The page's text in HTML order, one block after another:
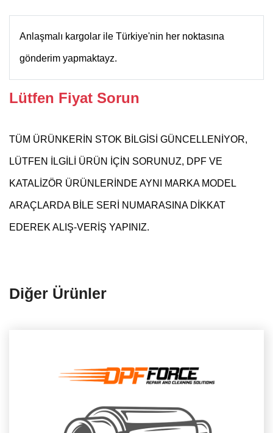
Anlaşmalı kargolar ile Türkiye'nin her noktasına
gönderim yapmaktayz.
Lütfen Fiyat Sorun
TÜM ÜRÜNKERİN STOK BİLGİSİ GÜNCELLENİYOR,
LÜTFEN İLGİLİ ÜRÜN İÇİN SORUNUZ, DPF VE
KATALİZÖR ÜRÜNLERİNDE AYNI MARKA MODEL
ARAÇLARDA BİLE SERİ NUMARASINA DİKKAT
EDEREK ALIŞ-VERİŞ YAPINIZ.
Diğer Ürünler